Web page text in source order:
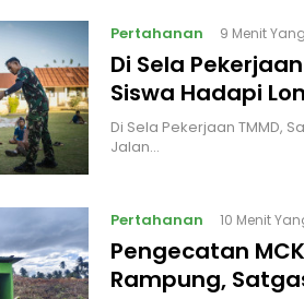
Pertahanan 9 Menit
Di Sela
Siswa Hadapi
Di Sela Pekerjaan TMMD,
Jalan…
Pertahanan 10 Menit
Pengecatan
Rampung,